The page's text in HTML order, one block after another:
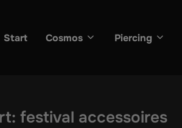
Start Cosmos Piercing
festival accessoires